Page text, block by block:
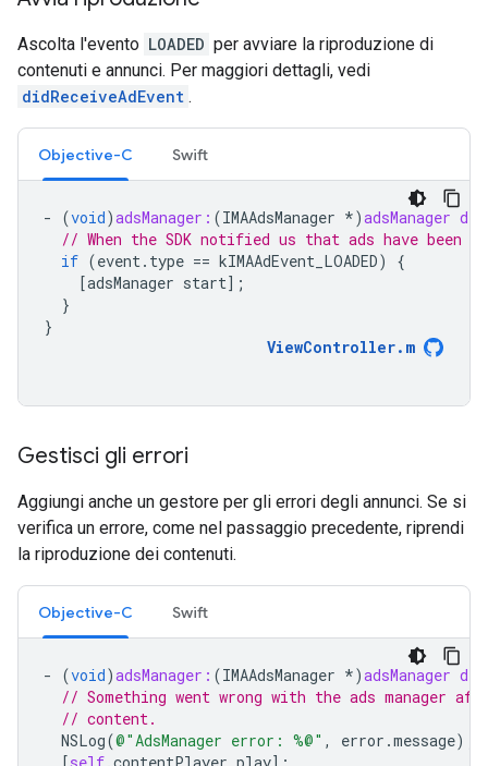
Ascolta l'evento LOADED per avviare la riproduzione di
contenuti e annunci. Per maggiori dettagli, vedi
didReceiveAdEvent .
Objective-C Swift
- (void)adsManager: (IMAAdsManager *)adsManager
// When the SDK notified us that ads have been
if (event. type == kIMAAdEvent_LOADED)
{
[adsManager start];
}
}
ViewController. m
Gestisci gli errori
Aggiungi anche un gestore per gli errori degli annunci. Se si
verifica un errore, come nel passaggio precedente, riprendi
la riproduzione dei contenuti.
Objective-C Swift
- (void)adsManager: (IMAAdsManager *)adsManager
// Something went wrong with the ads manager
// content.
NSLog(@"AdsManager error: %@" , error .message);